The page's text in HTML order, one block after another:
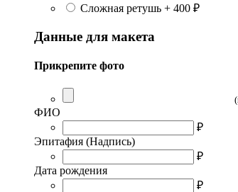
Сложная ретушь + 400 ₽
Данные для макета
Прикрепите фото
ФИО
₽
Эпитафия (Надпись)
₽
Дата рождения
₽